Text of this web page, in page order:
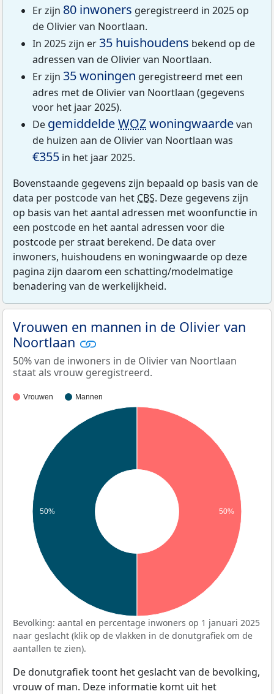
Er zijn 80 inwoners geregistreerd in 2025 op
de Olivier van Noortlaan.
In 2025 zijn er 35 huishoudens bekend op de
adressen van de Olivier van Noortlaan.
Er zijn 35 woningen geregistreerd met een
adres met de Olivier van Noortlaan (gegevens
voor het jaar 2025).
De gemiddeldeWOZwoningwaardevan
de huizen aan de Olivier van Noortlaan was
€355 in het jaar 2025.
Bovenstaande gegevens zijn bepaald op basis van de
data per postcode van het CBS. Deze gegevens zijn
op basis van het aantal adressen met woonfunctie in
een postcode en het aantal adressen voor die
postcode per straat berekend. De data over
inwoners, huishoudens en woningwaarde op deze
pagina zijn daarom een schatting/modelmatige
benadering van de werkelijkheid.
Vrouwen en mannen in de Olivier van
Noortlaan
50% van de inwoners in de Olivier van Noortlaan
staat als vrouw geregistreerd.
Vrouwen Mannen
50% 50%
Bevolking: aantal en percentage inwoners op 1 januari 2025
naar geslacht (klik op de vlakken in de donutgrafiek om de
aantallen te zien).
De donutgrafiek toont het geslacht van de bevolking,
vrouw of man. Deze informatie komt uit het